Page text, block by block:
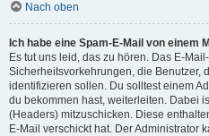
Nach oben
Ich habe eine Spam-E-Mail von einem
Es tut uns leid, das zu hören. Das E-
Sicherheitsvorkehrungen, die Benutzer,
identifizieren sollen. Du solltest einem
du bekommen hast, weiterleiten. Dabei
(Headers) mitzuschicken. Diese
E-Mail verschickt hat. Der Administrator